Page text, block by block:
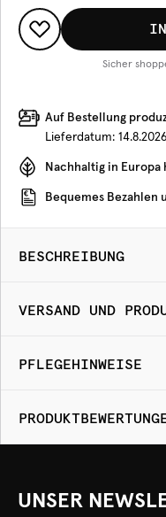
Sicher
Auf Bestellung
Lieferdatum:
Nachhaltig in
Bequemes Bezahlen
BESCHREIBUNG
VERSAND UND
PFLEGEHINWEISE
UNSER